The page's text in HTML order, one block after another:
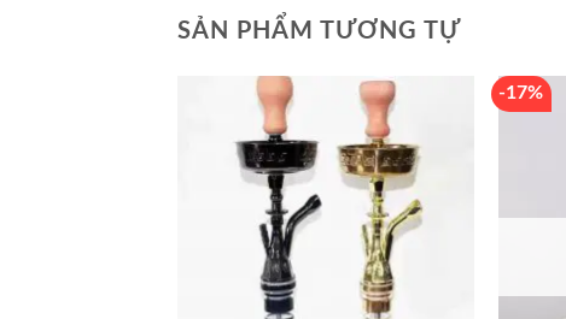
SẢN PHẨM TƯƠNG TỰ
-17%